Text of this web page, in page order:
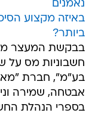
נאמנים
באיזה מקצוע
ביותר?
בבקשת המעצר
חשבוניות מס על
בע"מ", חברת
אבטחה, שמירה
בספרי הנהלת